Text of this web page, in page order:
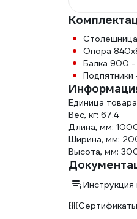
Опора
Балка 900 -
Подпятники
Единица
Вес, кг: 67.4
Длина, мм:
Ширина, мм:
Высота, мм:
Инструкция